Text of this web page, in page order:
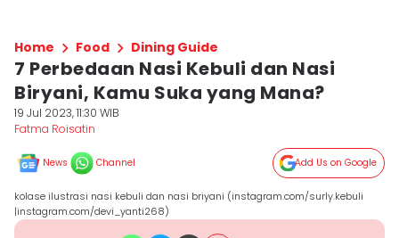
Home Food Dining Guide
7 Perbedaan Nasi Kebuli dan Nasi
Biryani, Kamu Suka yang Mana?
19 Jul 2023, 11:30 WIB
Fatma Roisatin
News Channel Add Us on Google
kolase ilustrasi nasi kebuli dan nasi briyani (instagram.com/surly.kebuli
|instagram.com/devi_yanti268)